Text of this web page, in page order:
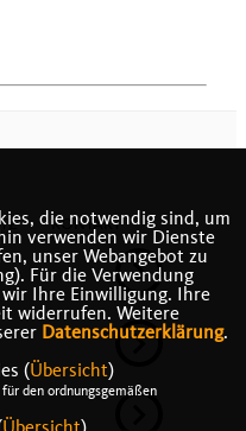
KONTAKT
die notwendig sind, um
verwenden wir Dienste
unser Webangebot zu
Für die Verwendung
Ihre Einwilligung. Ihre
widerrufen. Weitere
Datenschutzerklärung.
(Übersicht)
den ordnungsgemäßen